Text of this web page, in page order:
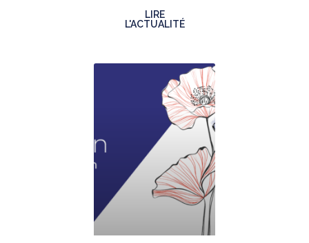
LIRE
L'ACTUALITÉ